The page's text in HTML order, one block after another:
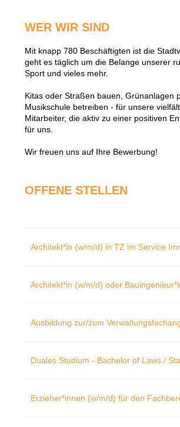
WER WIR SIND
Mit knapp 780 Beschäftigten ist die
geht es täglich um die Belange unserer
Sport und vieles mehr.
Kitas oder Straßen bauen, Grünanlagen
Musikschule betreiben - für unsere
Mitarbeiter, die aktiv zu einer positiven
für uns.
Wir freuen uns auf Ihre Bewerbung!
OFFENE STELLEN
Architekt*in (w/m/d) in TZ im Service
Architekt*in (w/m/d) oder
Ausbildung zur/zum
Duales Studium - Bachelor of Laws /
Erzieher*innen (w/m/d) für den